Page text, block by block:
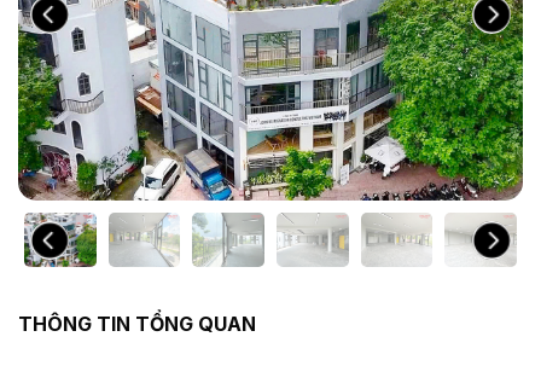
THÔNG TIN TỔNG QUAN